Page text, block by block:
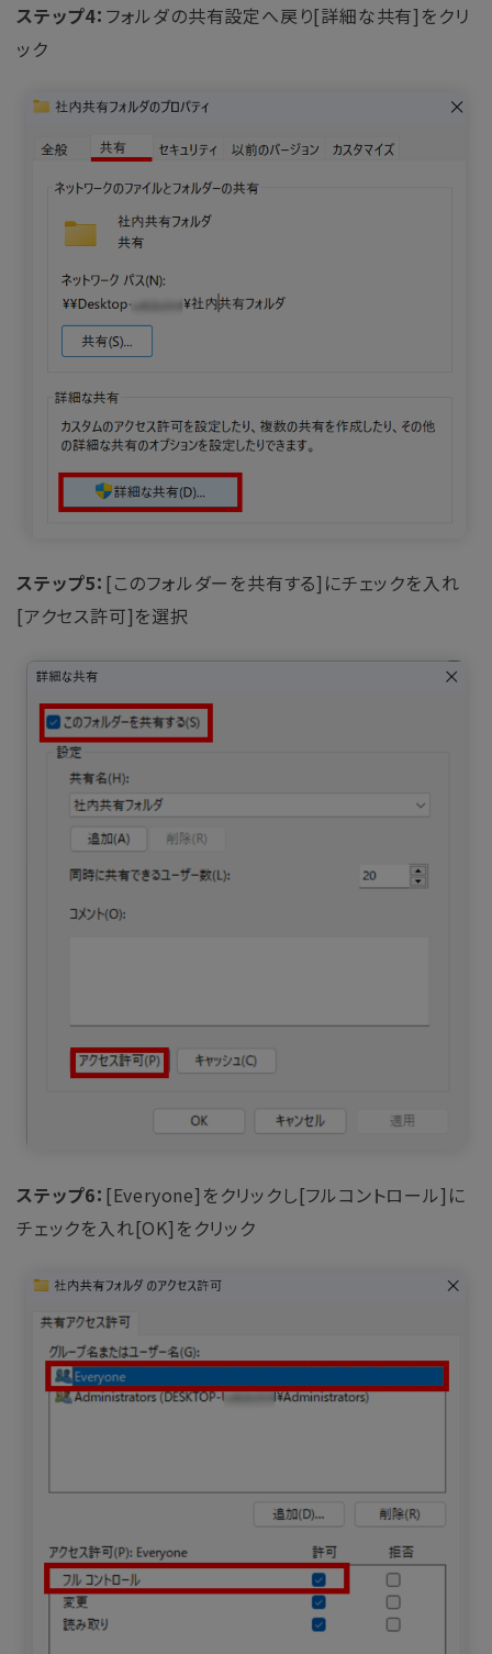
ステップ4： フォルダの共有設定へ戻り[詳細な共有]をクリ
ック
ステップ5： [このフォルダーを共有する]にチェックを入れ
[アクセス許可]を選択
ステップ6： [Everyone]をクリックし[フルコントロール]に
チェックを入れ[OK]をクリック